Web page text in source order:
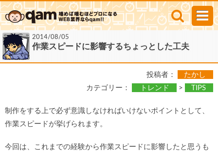
2014/08/05
作業スピードに影響するちょっとした工夫
投稿者：
たかし
カテゴリー：
トレンド > TIPS
制作をする上で必ず意識しなければいけないポイントとして、
作業スピードが挙げられます。
今回は、これまでの経験から作業スピードに影響したと思うも